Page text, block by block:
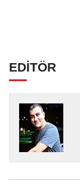
EDİTÖR